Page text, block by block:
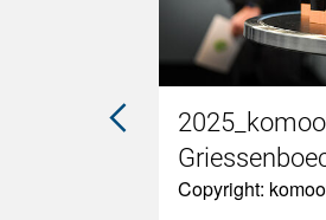
Copyright: